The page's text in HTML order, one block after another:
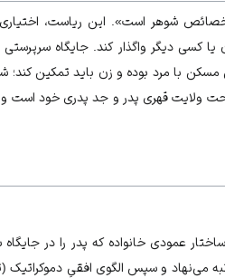
از خصائص شوهر است». این ریاست،
یا کسی دیگر واگذار کند. جایگاه
مسکن با مرد بوده و زن باید تمکین کند؛
ولایت قهری پدر و جد پدری خود است و
عمودی خانواده که پدر را در جایگاه
می‏‌نهاد و سپس الگوی افقیِ دموکراتیک